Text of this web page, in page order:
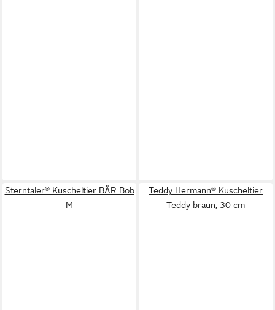
Sterntaler® Kuscheltier BÄR Bob
M
Teddy Hermann® Kuscheltier
Teddy braun, 30 cm